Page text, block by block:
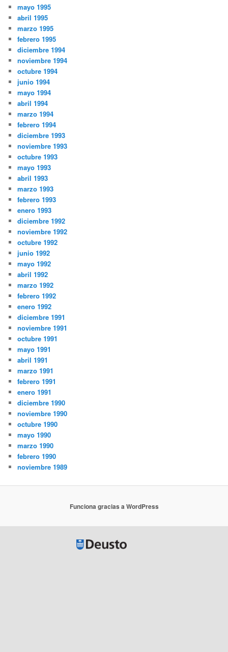
mayo 1995
abril 1995
marzo 1995
febrero 1995
diciembre 1994
noviembre 1994
octubre 1994
junio 1994
mayo 1994
abril 1994
marzo 1994
febrero 1994
diciembre 1993
noviembre 1993
octubre 1993
mayo 1993
abril 1993
marzo 1993
febrero 1993
enero 1993
diciembre 1992
noviembre 1992
octubre 1992
junio 1992
mayo 1992
abril 1992
marzo 1992
febrero 1992
enero 1992
diciembre 1991
noviembre 1991
octubre 1991
mayo 1991
abril 1991
marzo 1991
febrero 1991
enero 1991
diciembre 1990
noviembre 1990
octubre 1990
mayo 1990
marzo 1990
febrero 1990
noviembre 1989
Funciona gracias a WordPress